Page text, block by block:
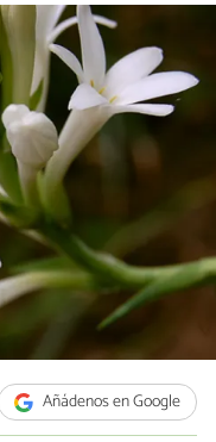
Añádenos en Google